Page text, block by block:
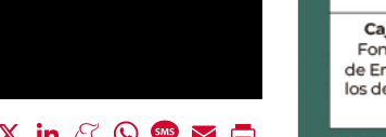
LinkedInMeneameWhatsAppMessage
Email